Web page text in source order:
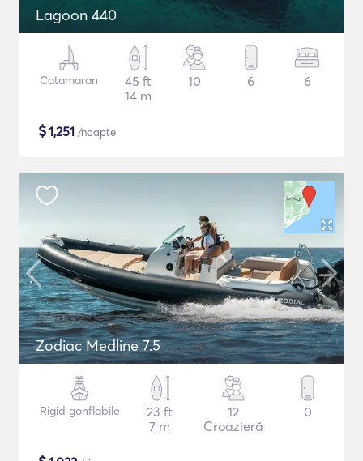
Lagoon 440
Catamaran
45 ft
14 m
10 6 6
$1,251 /noapte
Zodiac Medline 7.5
Rigid gonflabile
23 ft
7 m
12
Croazieră
0